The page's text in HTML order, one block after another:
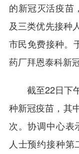
的新冠灭活疫苗
及三类优先接种
市民免费接种。
药厂拜恩泰科新
截至22日下午
种新冠疫苗，其
次。协调中心表
人士预约接种